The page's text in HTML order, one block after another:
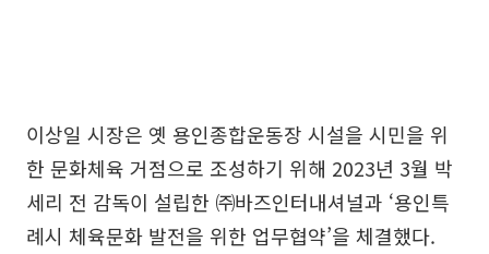
이상일 시장은 옛 용인종합운동장 시설을 시민을 위
한 문화체육 거점으로 조성하기 위해 2023년 3월 박
세리 전 감독이 설립한 ㈜바즈인터내셔널과 ‘용인특
례시 체육문화 발전을 위한 업무협약’을 체결했다.